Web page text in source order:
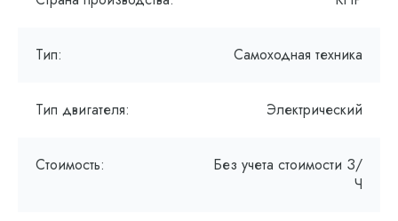
Тип: Самоходная техника
Тип двигателя: Электрический
Стоимость:
Без учета стоимости З/
Ч